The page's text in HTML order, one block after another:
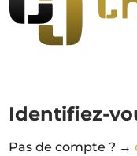
Identifiez-
Pas de compte ? →